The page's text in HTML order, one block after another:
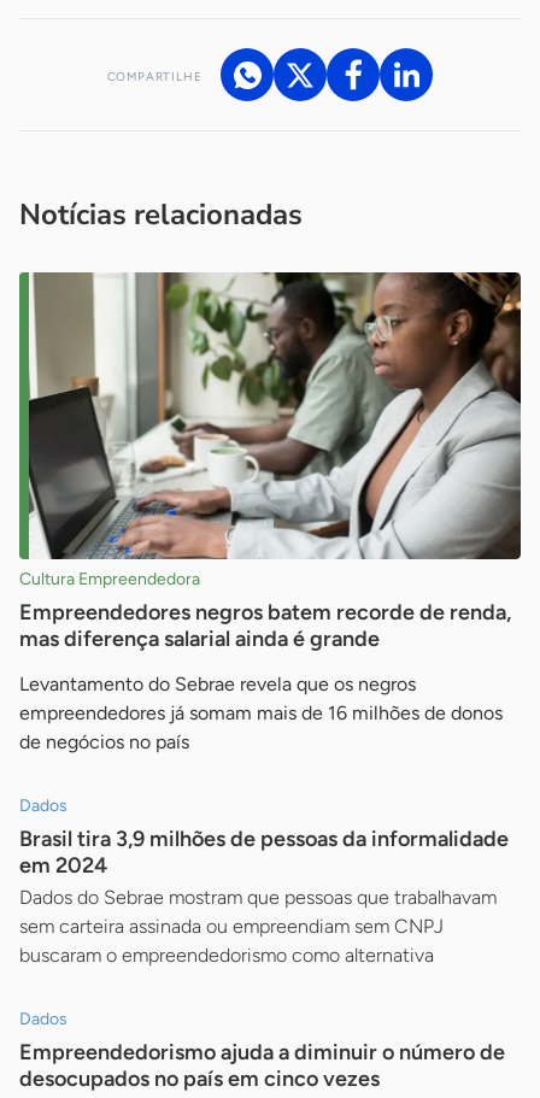
COMPARTILHE
Notícias relacionadas
Cultura Empreendedora
Empreendedores negros batem recorde de renda,
mas diferença salarial ainda é grande
Levantamento do Sebrae revela que os negros
empreendedores já somam mais de 16 milhões de donos
de negócios no país
Dados
Brasil tira 3,9 milhões de pessoas da informalidade
em 2024
Dados do Sebrae mostram que pessoas que trabalhavam
sem carteira assinada ou empreendiam sem CNPJ
buscaram o empreendedorismo como alternativa
Dados
Empreendedorismo ajuda a diminuir o número de
desocupados no país em cinco vezes